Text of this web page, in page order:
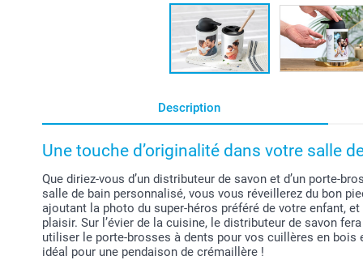
Description
Une touche d’originalité dans votre salle
Que diriez-vous d’un distributeur de savon et d’un porte-
salle de bain personnalisé, vous vous réveillerez du bon
ajoutant la photo du super-héros préféré de votre enfant,
plaisir. Sur l’évier de la cuisine, le distributeur de savon
utiliser le porte-brosses à dents pour vos cuillères en bois
idéal pour une pendaison de crémaillère !